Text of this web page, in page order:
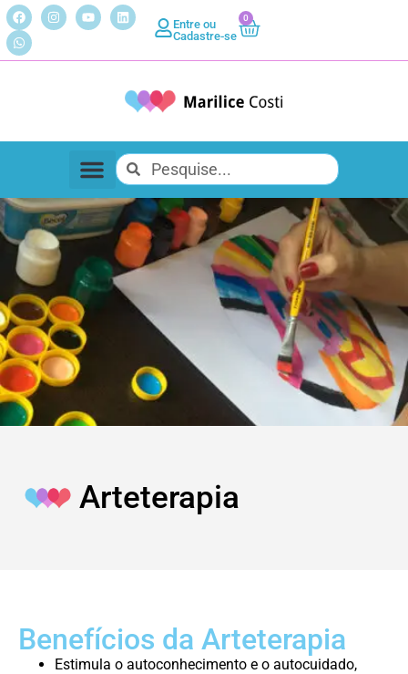
Entre ou
Cadastre-se
0
Arteterapia
Benefícios da Arteterapia
Estimula o autoconhecimento e o autocuidado,